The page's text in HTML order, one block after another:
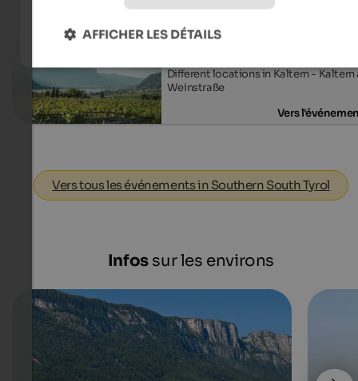
03.09.2026, 04.09.2026, …
Different locations in Kaltern - Kaltern
Weinstraße
Vers
Vers tous les événements in Southern South Tyrol
Infossur les environs
AFFICHER LES DÉTAILS